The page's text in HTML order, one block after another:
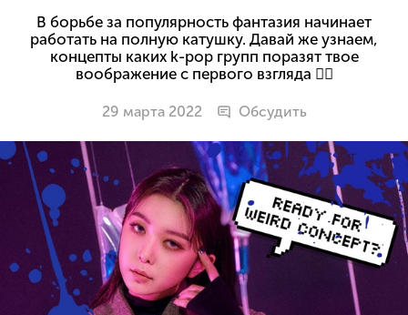
В борьбе за популярность фантазия начинает
работать на полную катушку. Давай же узнаем,
концепты каких k-pop групп поразят твое
воображение с первого взгляда 👇🏻
29 марта 2022 Обсудить